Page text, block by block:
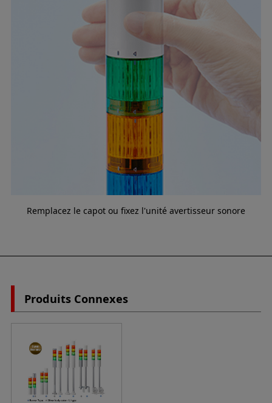
Remplacez le capot ou fixez l'unité avertisseur sonore
Produits Connexes